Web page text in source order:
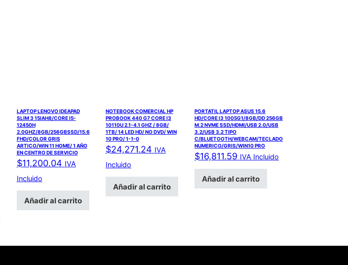
LAPTOP LENOVO IDEAPAD
SLIM 3 15IAH8/CORE I5-
12450H
2.0GHZ/8GB/256GBSSD/15.6
FHD/COLOR GRIS
ARTICO/WIN 11 HOME/ 1 AÑO
EN CENTRO DE SERVICIO
$11,200.04 IVA
Incluido
Añadir al carrito
NOTEBOOK COMERCIAL HP
PROBOOK 440 G7 CORE I3
10110U 2.1-4.1 GHZ / 8GB/
1TB/ 14 LED HD/ NO DVD/ WIN
10 PRO/ 1-1-0
$24,271.24 IVA
Incluido
Añadir al carrito
PORTATIL LAPTOP ASUS 15.6
HD/CORE I3 1005G1/8GB/DD 256GB
M.2 NVME SSD/HDMI/USB 2.0/USB
3.2/USB 3.2 TIPO
C/BLUETOOTH/WEBCAM/TECLADO
NUMERICO/GRIS/WIN10 PRO
$16,811.59 IVA Incluido
Añadir al carrito